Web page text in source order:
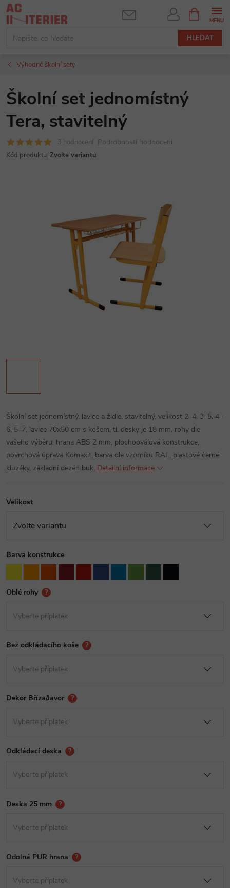
Přejít
na
HLEDAT
NÁKUPNÍ
KOŠÍK
Výhodné školní sety
Školní set jednomístný
Tera, stavitelný
3 hodnocení Podrobnosti hodnocení
Kód produktu: Zvolte variantu
Školní set jednomístný, lavice a židle, stavitelný, velikost 2–4, 3–5, 4–
6, 5–7, lavice 70x50 cm s košem, tl. desky je 18 mm, rohy dle
vašeho výběru, hrana ABS 2 mm, plochooválová konstrukce,
povrchová úprava Komaxit, barva dle vzorníku RAL, plastové černé
kluzáky, základní dezén buk. Detailní informace
Velikost
Barva konstrukce
Oblé rohy ?
Bez odkládacího koše ?
Dekor Bříza/Javor ?
Odkládací deska ?
Deska 25 mm ?
Odolná PUR hrana ?